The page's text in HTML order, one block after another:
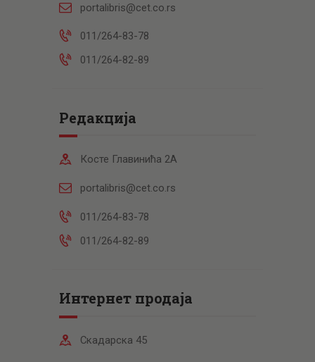
portalibris@cet.co.rs
011/264-83-78
011/264-82-89
Редакција
Косте Главинића 2А
portalibris@cet.co.rs
011/264-83-78
011/264-82-89
Интернет продаја
Скадарска 45